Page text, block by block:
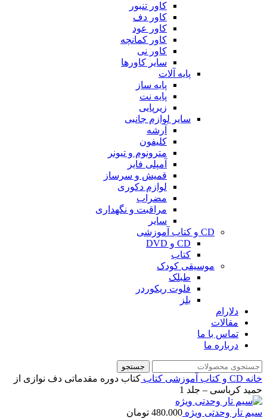
کاور تنبور
کاور دف
کاور عود
کاور کمانچه
کاور نی
سایر کاورها
پایه آلات
پایه ساز
پایه نت
زیرپایی
سایر لوازم جانبی
آرشه
کلیفون
مترونوم و تیونر
آمپلی فایر
قمیش و سرساز
لوازم دکوری
مضراب
مراقبت و نگهداری
سایر
CD و کتاب آموزشی
CD و DVD
کتاب
موسیقی کودک
طبلک
فلوت ریکوردر
بلز
دلارام
مقالات
تماس با ما
درباره ما
جستجو
خانه CD و کتاب آموزشی کتاب کتاب دوره مقدماتی دف نوازی از
حمید کرباسی – جلد 1
سیم تار وحدتی ویژه 480.000 تومان